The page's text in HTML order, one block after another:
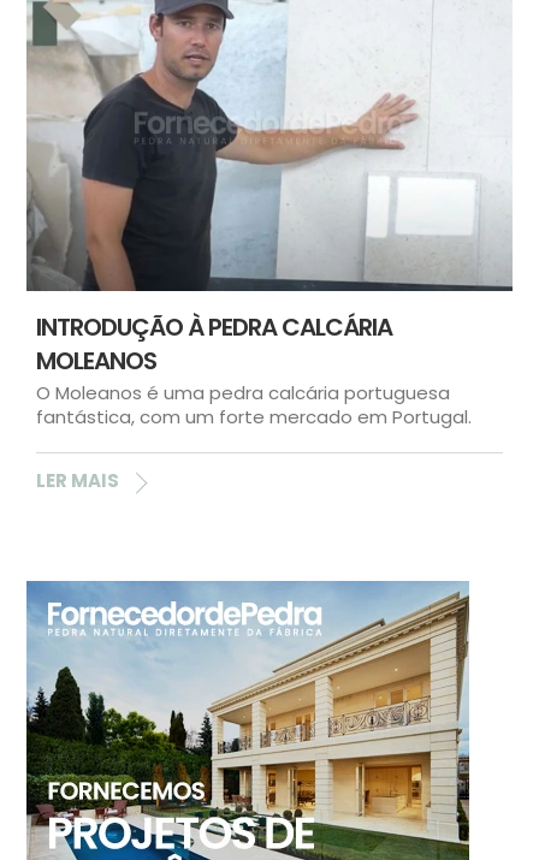
INTRODUÇÃO À PEDRA CALCÁRIA
MOLEANOS
O Moleanos é uma pedra calcária portuguesa
fantástica, com um forte mercado em Portugal.
LER MAIS